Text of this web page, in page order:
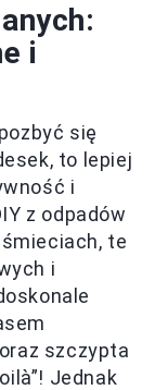
i
się
to lepiej
i
z odpadów
te
i
szczypta
Jednak